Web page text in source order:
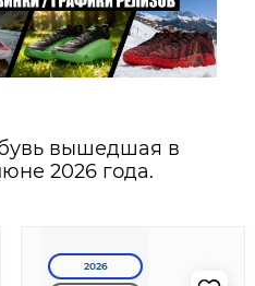
вышедшая в
2026 года.
2026